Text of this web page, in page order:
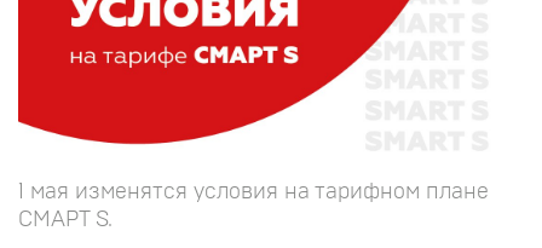
1 мая изменятся условия на тарифном плане
СМАРТ S.